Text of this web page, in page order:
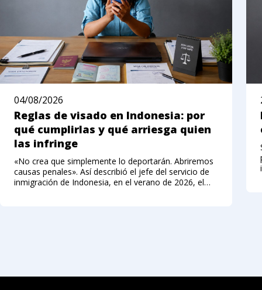
04/08/2026
Reglas de visado en Indonesia: por
qué cumplirlas y qué arriesga quien
las infringe
«No crea que simplemente lo deportarán. Abriremos
causas penales». Así describió el jefe del servicio de
inmigración de Indonesia, en el verano de 2026, el